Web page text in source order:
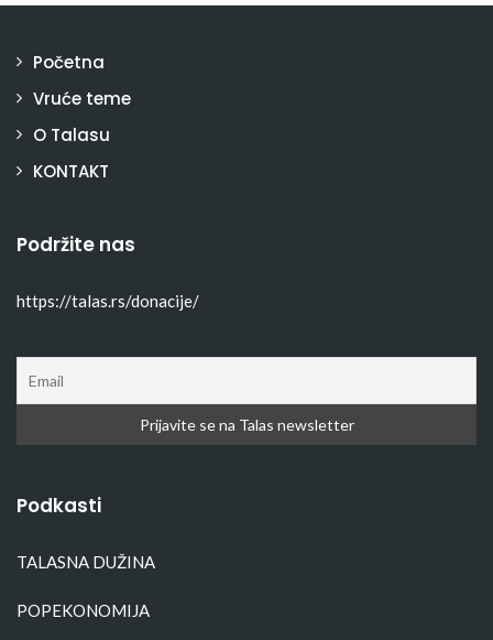
Početna
Vruće teme
O Talasu
KONTAKT
Podržite nas
https://talas.rs/donacije/
Podkasti
TALASNA DUŽINA
POPEKONOMIJA